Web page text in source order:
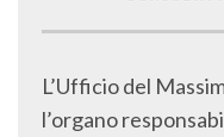
L’Ufficio del
l’organo